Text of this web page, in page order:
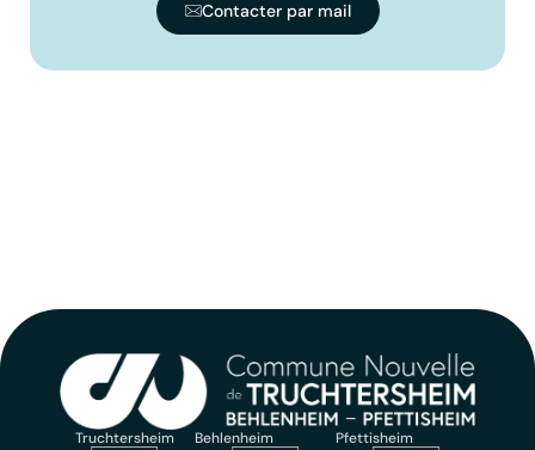
Contacter par mail
Truchtersheim Behlenheim Pfettisheim